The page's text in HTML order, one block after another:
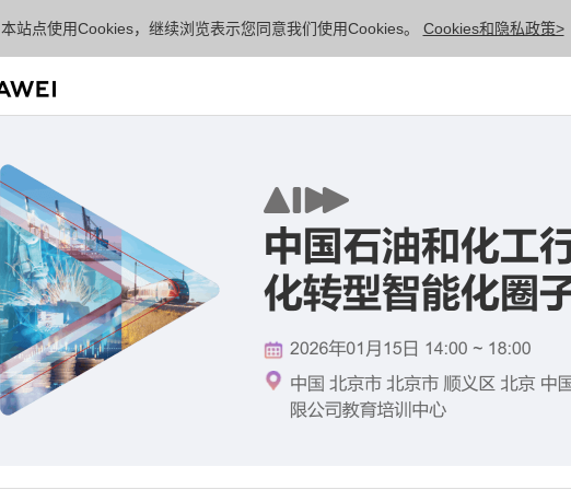
本站点使用Cookies，继续浏览表示您同意我们使用Cookies。 Cookies和隐私政策>